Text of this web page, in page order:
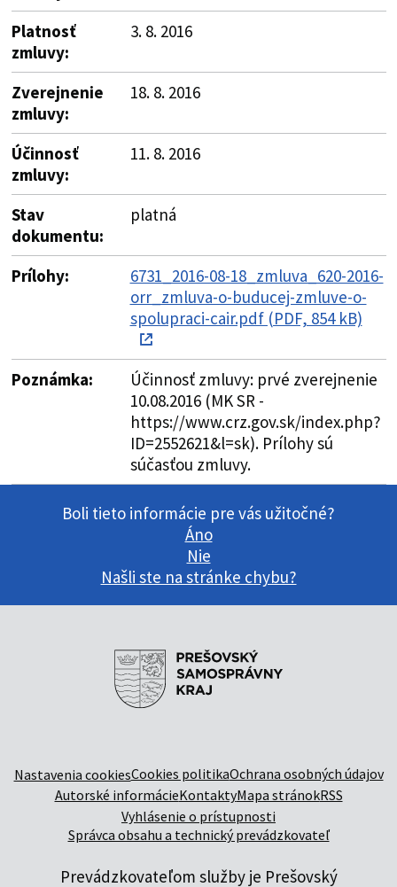
Platnosť
zmluvy:
3. 8. 2016
Zverejnenie
zmluvy:
18. 8. 2016
Účinnosť
zmluvy:
11. 8. 2016
Stav
dokumentu:
platná
Prílohy:
6731_2016-08-18_zmluva_620-2016-
orr_zmluva-o-buducej-zmluve-o-
spolupraci-cair.pdf (PDF, 854 kB)
Poznámka:
Účinnosť zmluvy: prvé zverejnenie
10.08.2016 (MK SR -
https://www.crz.gov.sk/index.php?
ID=2552621&l=sk). Prílohy sú
súčasťou zmluvy.
Boli tieto informácie pre vás užitočné?
Áno
Nie
Našli ste na stránke chybu?
Nastavenia cookiesCookies politikaOchrana osobných údajov
Autorské informácieKontaktyMapa stránokRSS
Vyhlásenie o prístupnosti
Správca obsahu a technický prevádzkovateľ
Prevádzkovateľom služby je Prešovský